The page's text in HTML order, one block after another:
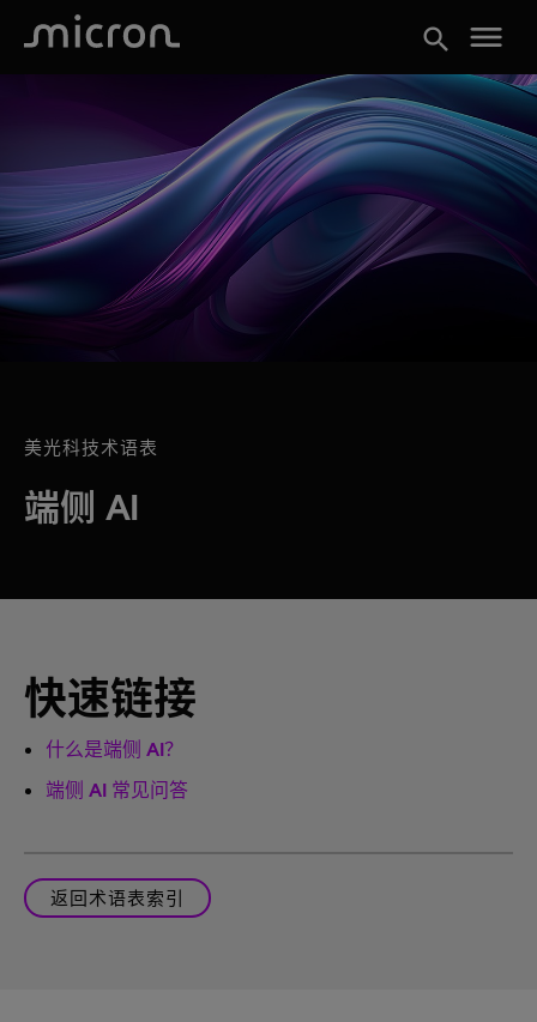
search menu
美光科技术语表
端侧 AI
快速链接
什么是端侧 AI？
端侧 AI 常见问答
返回术语表索引